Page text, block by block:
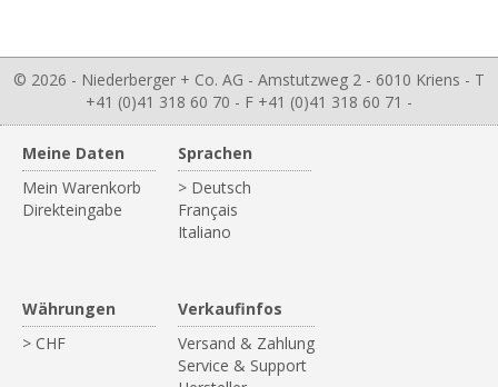
© 2026 - Niederberger + Co. AG - Amstutzweg 2 - 6010 Kriens - T
+41 (0)41 318 60 70 - F +41 (0)41 318 60 71 -
Meine Daten
Mein Warenkorb
Direkteingabe
Sprachen
> Deutsch
Français
Italiano
Währungen
> CHF
Verkaufinfos
Versand & Zahlung
Service & Support